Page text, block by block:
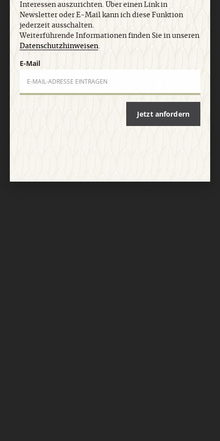
Interessen auszurichten. Über einen Link in
Newsletter oder E-Mail kann ich diese Funktion
jederzeit ausschalten.
Weiterführende Informationen finden Sie in unseren
Datenschutzhinweisen.
E-Mail
Jetzt anfordern